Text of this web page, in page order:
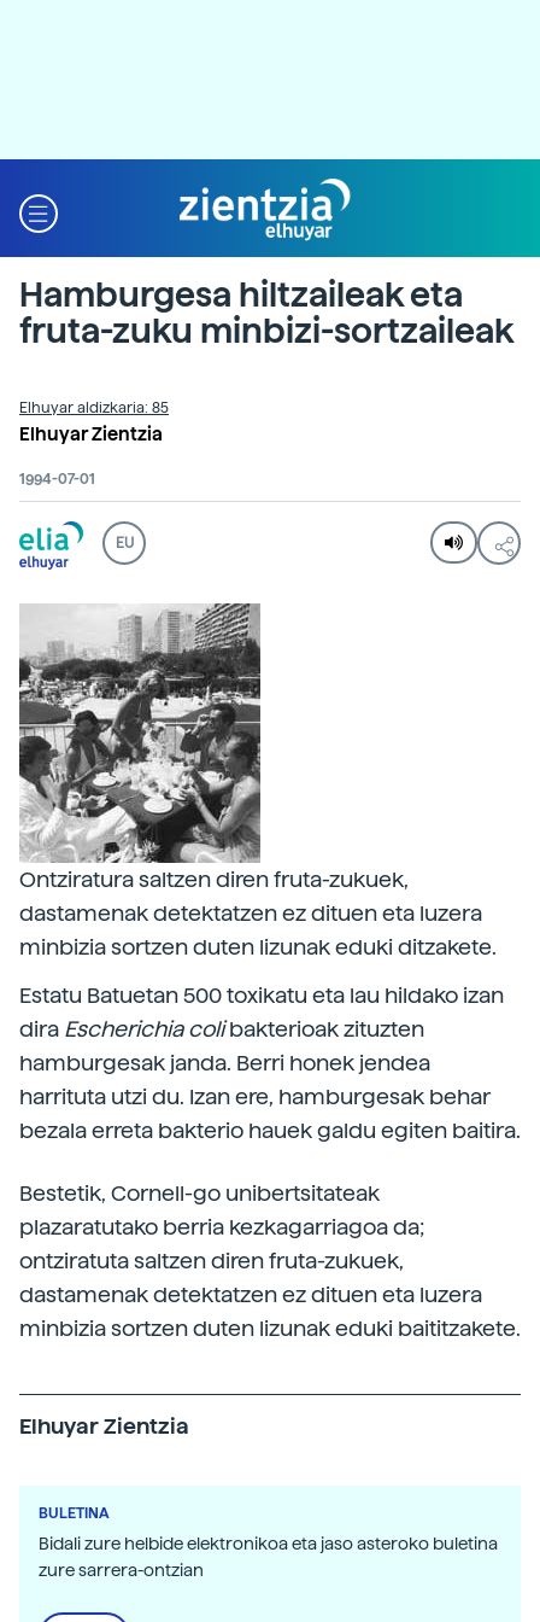
Hamburgesa hiltzaileak eta
fruta-zuku minbizi-sortzaileak
Elhuyar aldizkaria: 85
Elhuyar Zientzia
1994-07-01
EU
Ontziratura saltzen diren fruta-zukuek,
dastamenak detektatzen ez dituen eta luzera
minbizia sortzen duten lizunak eduki ditzakete.
Estatu Batuetan 500 toxikatu eta lau hildako izan
dira Escherichia colibakterioak zituzten
hamburgesak janda. Berri honek jendea
harrituta utzi du. Izan ere, hamburgesak behar
bezala erreta bakterio hauek galdu egiten baitira.
Bestetik, Cornell-go unibertsitateak
plazaratutako berria kezkagarriagoa da;
ontziratuta saltzen diren fruta-zukuek,
dastamenak detektatzen ez dituen eta luzera
minbizia sortzen duten lizunak eduki baititzakete.
Elhuyar Zientzia
BULETINA
Bidali zure helbide elektronikoa eta jaso asteroko buletina
zure sarrera-ontzian